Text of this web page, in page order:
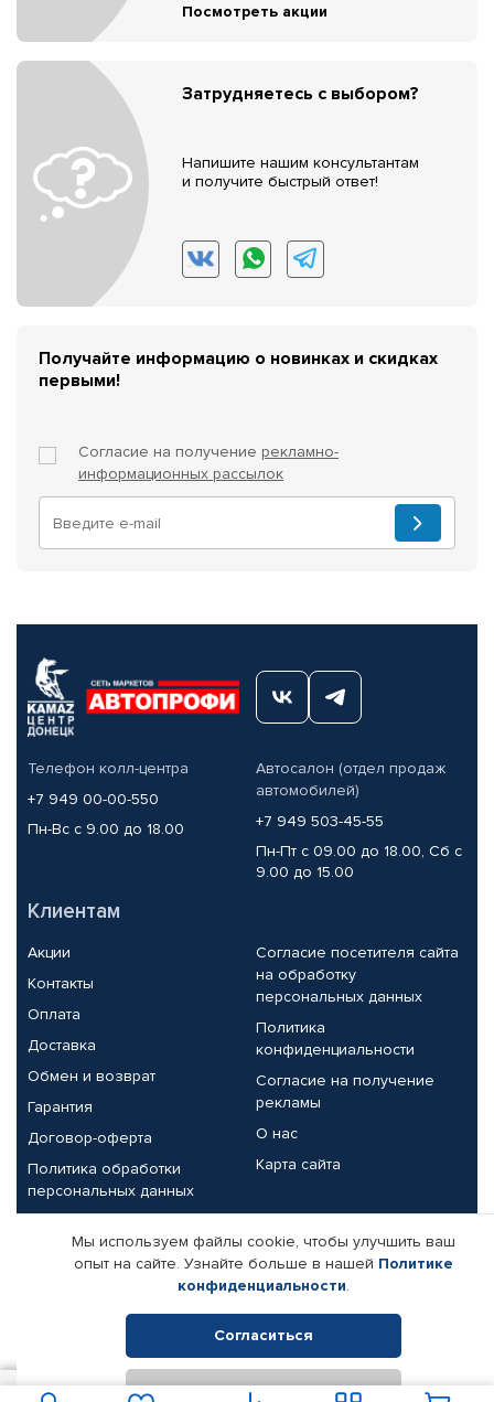
Посмотреть акции
Затрудняетесь с выбором?
Напишите нашим консультантам
и получите быстрый ответ!
Получайте информацию о новинках и скидках
первыми!
Согласие на получение рекламно-
информационных рассылок
Телефон колл-центра
+7 949 00-00-550
Пн-Вс с 9.00 до 18.00
Автосалон (отдел продаж
автомобилей)
+7 949 503-45-55
Пн-Пт с 09.00 до 18.00, Сб с
9.00 до 15.00
Клиентам
Акции
Контакты
Оплата
Доставка
Обмен и возврат
Гарантия
Договор-оферта
Политика обработки
персональных данных
Согласие посетителя сайта
на обработку
персональных данных
Политика
конфиденциальности
Согласие на получение
рекламы
О нас
Карта сайта
Партнерам
Корпоративным клиентам
Поставщикам
Реквизиты компании
© КАМАЗ ЦЕНТР ДОНЕЦК, 2015-2026. Все права защищены.
Мы используем файлы cookie, чтобы улучшить ваш
опыт на сайте. Узнайте больше в нашей Политике
конфиденциальности.
Согласиться
Отклонить